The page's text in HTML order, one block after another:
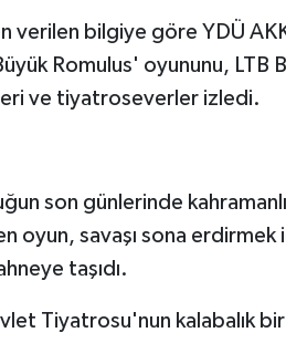
verilen bilgiye göre YDÜ
Romulus' oyununu, LTB
ve tiyatroseverler izledi.
son günlerinde
oyun, savaşı sona erdirmek
taşıdı.
Tiyatrosu'nun kalabalık